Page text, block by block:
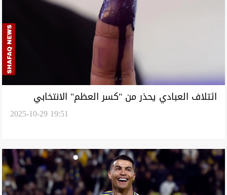
ائتلاف العبادي يحذر من "كسر العظم" الانتخابي
2025-10-29 19:51